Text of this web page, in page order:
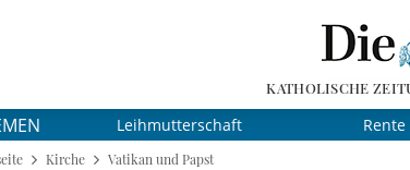
KATHOLISCHE
Leihmutterschaft Rente
Kirche Vatikan und Papst